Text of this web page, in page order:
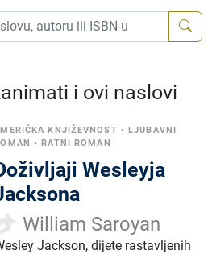
i ovi naslovi
KNJIŽEVNOST •LJUBAVNI
•RATNI ROMAN
Wesleyja
William Saroyan
Jackson, dijete rastavljenih